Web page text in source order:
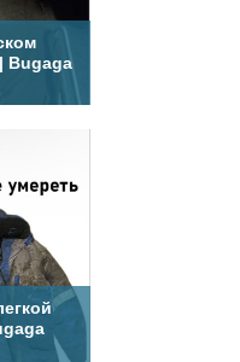
Bugaga